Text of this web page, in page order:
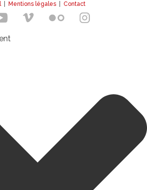
| Mentions légales Contact